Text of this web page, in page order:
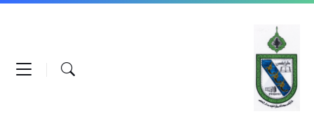
Skip
content
Skip
navigation
Skip